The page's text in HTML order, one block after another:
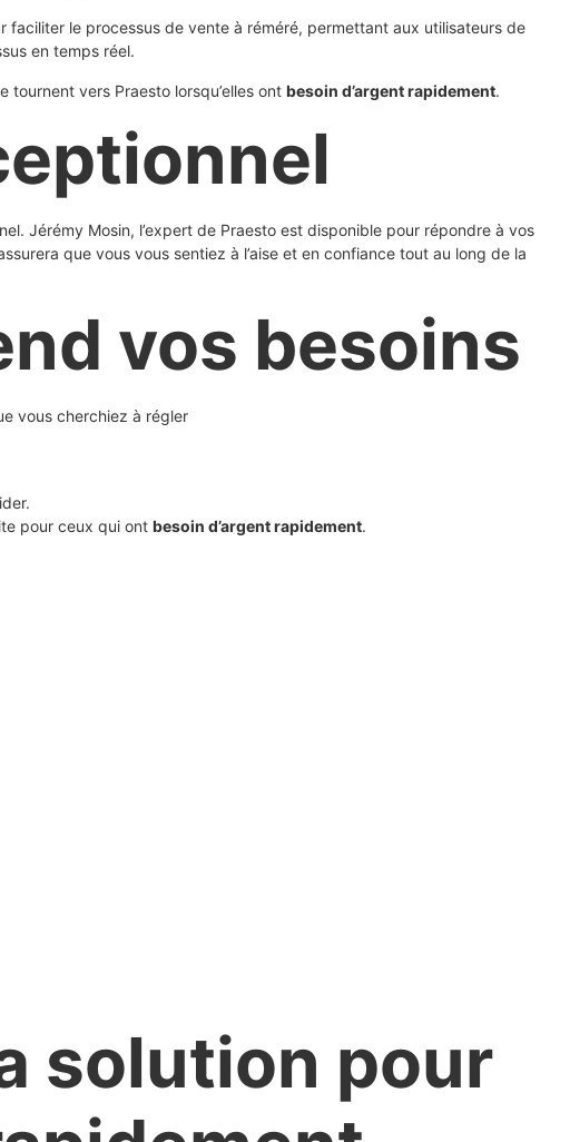
le processus de vente à réméré, permettant aux utilisateurs de
en temps réel.
tournent vers Praesto lorsqu’elles ont besoin d’argent rapidement.
Jérémy Mosin, l’expert de Praesto est disponible pour répondre à vos
que vous vous sentiez à l’aise et en confiance tout au long de la
vos besoins
vous cherchiez à régler
pour ceux qui ont besoin d’argent rapidement.
solution pour